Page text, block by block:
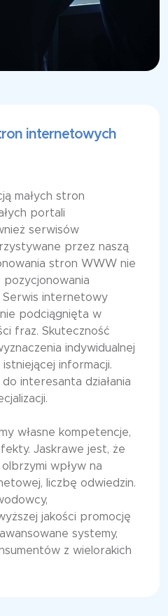
internetowych
małych stron
portali
serwisów
przez naszą
stron WWW nie
Serwis internetowy
podciągnięta w
fraz. Skuteczność
indywidualnej
informacji.
interesanta działania
własne kompetencje,
Jaskrawe jest, że
wpływ na
liczbę odwiedzin.
jakości promocję
systemy,
z wielorakich